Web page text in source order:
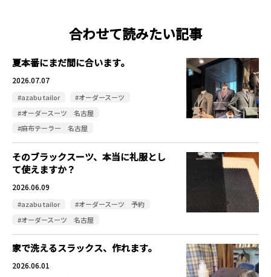
合わせて読みたい記事
夏本番にまだ間に合います。
2026.07.07
#azabu tailor
#オーダースーツ
#オーダースーツ 名古屋
#麻布テーラー 名古屋
そのブラックスーツ、本当に礼服とし
て使えますか？
2026.06.09
#azabu tailor
#オーダースーツ 予約
#オーダースーツ 名古屋
家で洗えるスラックス、作れます。
2026.06.01